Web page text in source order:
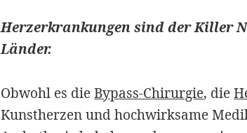
Herzerkrankungen sind der Killer
Länder.
Obwohl es dieBypass-Chirurgie, die
Kunstherzen und hochwirksame